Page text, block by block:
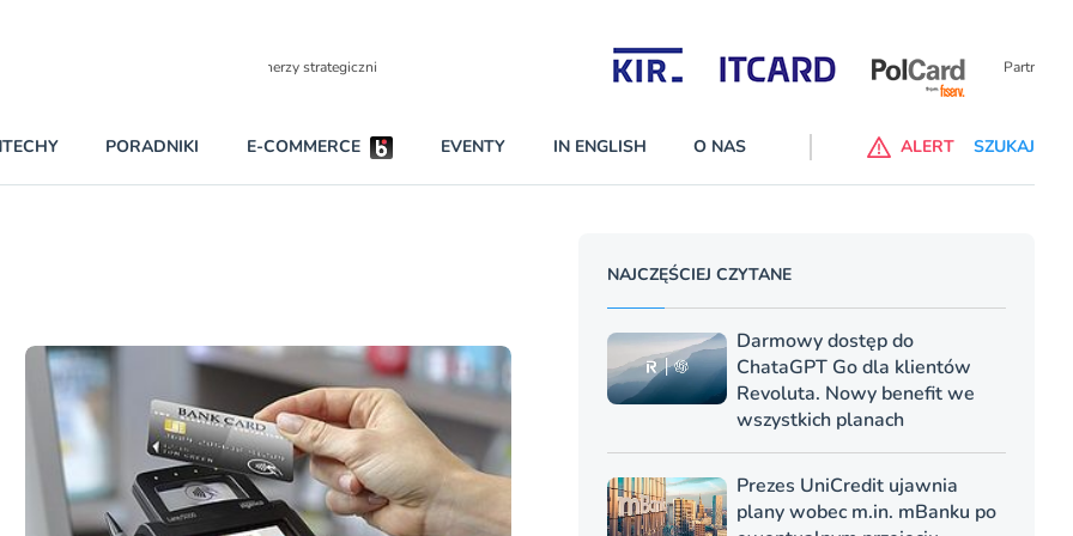
Partnerzy wspierający
PRAWO
RAPORTY SPECJALNE
W najniższych planach – Standard i Plus – z usługi będzie można korzsytać za
darmo przez trzy miesiące
Czytaj więcej
PORADNIKI E-COMMERCE EVENTY IN ENGLISH O NAS ALERT SZUKAJ
NAJCZĘŚCIEJ CZYTANE
Darmowy dostęp do
ChataGPT Go dla klientów
Revoluta. Nowy benefit we
wszystkich planach
Prezes UniCredit ujawnia
plany wobec m.in. mBanku po